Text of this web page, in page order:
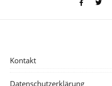
Kontakt
Datenschutzerklärung